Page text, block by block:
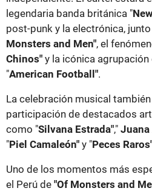
legendaria banda británica "
post-punk y la electrónica,
Monsters and Men", el
Chinos" y la icónica
"American Football".
La celebración musical
participación de destacados
como "Silvana Estrada"," Juana
"Piel Camaleón" y "Peces
Uno de los momentos más
el Perú de "Of Monsters and